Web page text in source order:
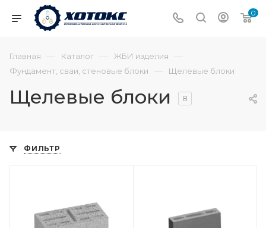
0
Главная — Каталог — ЖБИ изделия —
Фундамент, сваи, стеновые блоки — Щелевые блоки
Щелевые блоки 8
ФИЛЬТР